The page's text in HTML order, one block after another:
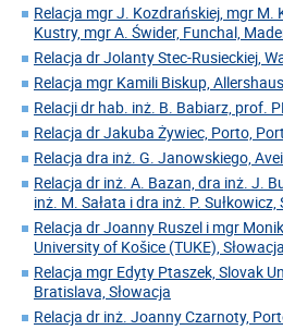
Relacja mgr J. Kozdrańskiej, mgr M.
Kustry, mgr A. Świder, Funchal,
Relacja dr Jolanty Stec-Rusieckiej,
Relacja mgr Kamili Biskup,
Relacji dr hab. inż. B. Babiarz, prof.
Relacja dr Jakuba Żywiec, Porto,
Relacja dra inż. G. Janowskiego,
Relacja dr inż. A. Bazan, dra inż. J.
inż. M. Sałata i dra inż. P.
Relacja dr Joanny Ruszel i mgr
University of Košice (TUKE), Słowacja
Relacja mgr Edyty Ptaszek, Slovak
Bratislava, Słowacja
Relacja dr inż. Joanny Czarnoty,